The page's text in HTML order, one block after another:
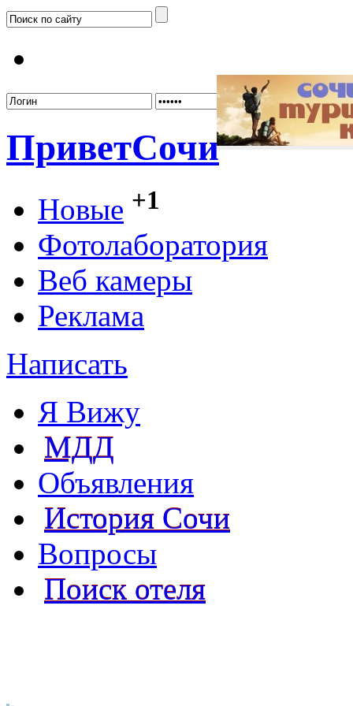
ПриветСочи
Новые +1
Фотолаборатория
Веб камеры
Реклама
Написать
Я Вижу
МДД
Объявления
История Сочи
Вопросы
Поиск отеля